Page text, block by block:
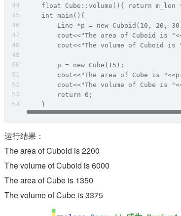
float Cube::volume(){ return m_len
    int main(){
Line *p = new Cuboid(10, 20,
cout<<"The area of Cuboid is
cout<<"The volume of Cuboid is
        p = new Cube(15);
cout<<"The area of Cube is
cout<<"The volume of Cube is
        return 0;
    }
运行结果：
The area of Cuboid is 2200
The volume of Cuboid is 6000
The area of Cube is 1350
The volume of Cube is 3375